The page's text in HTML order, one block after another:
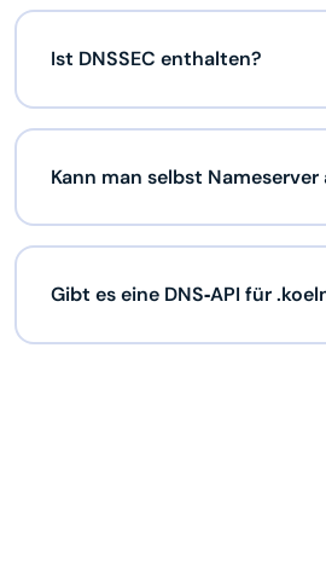
Ist DNSSEC enthalten?
Kann man selbst Nameserver
Gibt es eine DNS‑API für